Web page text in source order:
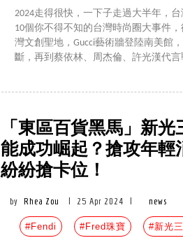
2024走得很快，一下子走過大半年，
10個你不得不知的台灣時尚圈大事件
灣文創聖地，Gucci藝術牆登陸南美館
斷，再到蔡依林、周杰倫、許光漢代言
「東區百貨黑馬」新光
能成功崛起？搶攻年輕
紛紛搶卡位！
by Rhea Zou 25 Apr 2024 news
#Fendi #Fred珠寶 #新光